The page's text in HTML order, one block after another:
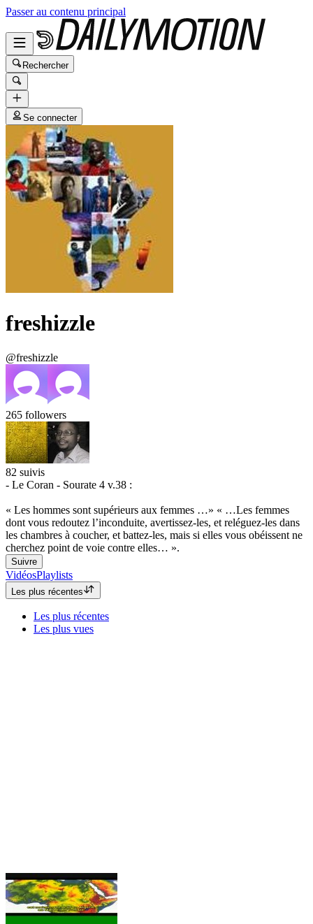
Passer au contenu principal
Rechercher
Se connecter
freshizzle
@freshizzle
265 followers
82 suivis
- Le Coran - Sourate 4 v.38 :
« Les hommes sont supérieurs aux femmes …» « …Les femmes
dont vous redoutez l’inconduite, avertissez-les, et reléguez-les dans
les chambres à coucher, et battez-les, mais si elles vous obéissent ne
cherchez point de voie contre elles… ».
Suivre
VidéosPlaylists
Les plus récentes
Les plus récentes
Les plus vues